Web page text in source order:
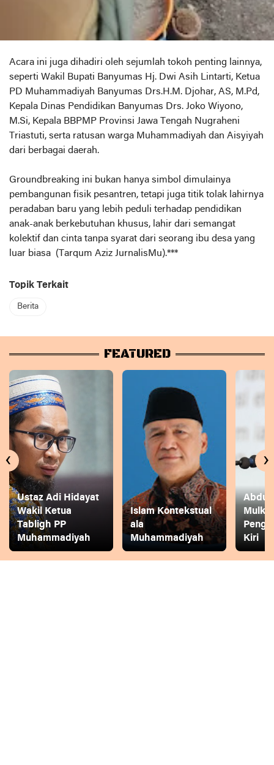
Acara ini juga dihadiri oleh sejumlah tokoh penting lainnya,
seperti Wakil Bupati Banyumas Hj. Dwi Asih Lintarti, Ketua
PD Muhammadiyah Banyumas Drs.H.M. Djohar, AS, M.Pd,
Kepala Dinas Pendidikan Banyumas Drs. Joko Wiyono,
M.Si, Kepala BBPMP Provinsi Jawa Tengah Nugraheni
Triastuti, serta ratusan warga Muhammadiyah dan Aisyiyah
dari berbagai daerah.
Groundbreaking ini bukan hanya simbol dimulainya
pembangunan fisik pesantren, tetapi juga titik tolak lahirnya
peradaban baru yang lebih peduli terhadap pendidikan
anak-anak berkebutuhan khusus, lahir dari semangat
kolektif dan cinta tanpa syarat dari seorang ibu desa yang
luar biasa (Tarqum Aziz JurnalisMu).***
Topik Terkait
Berita
FEATURED
Ustaz Adi Hidayat
Wakil Ketua
Tabligh PP
Muhammadiyah
Islam Kontekstual
ala
Muhammadiyah
Abdul
Kiri
‹ ›